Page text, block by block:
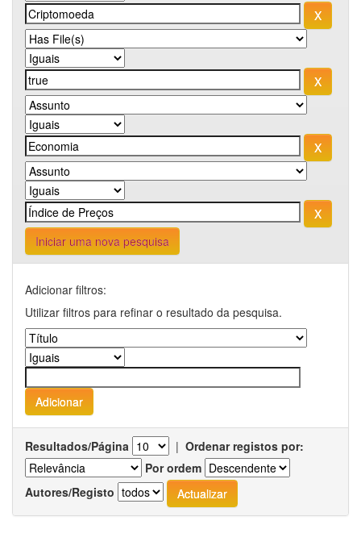
Iniciar uma nova pesquisa
Adicionar filtros:
Utilizar filtros para refinar o resultado da pesquisa.
Resultados/Página | Ordenar registos por:
Por ordem
Autores/Registo